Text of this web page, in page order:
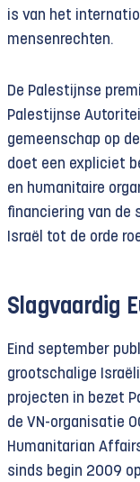
is van het
mensenrechten.
De Palestijnse
Palestijnse
gemeenschap op
doet een expliciet
en humanitaire
financiering van de
Israël tot de orde
Slagvaardig
Eind september
grootschalige
projecten in bezet
de VN-organisatie
Humanitarian
sinds begin 2009